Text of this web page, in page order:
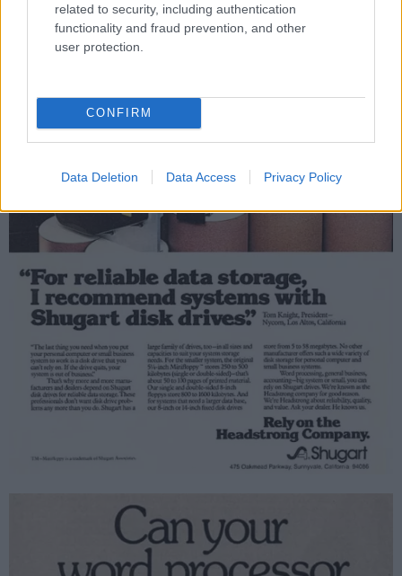
related to security, including authentication
functionality and fraud prevention, and other
user protection.
CONFIRM
Data Deletion Data Access Privacy Policy